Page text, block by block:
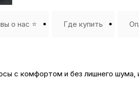
о нас ⭐️ Где купить
с комфортом и без лишнего шума,